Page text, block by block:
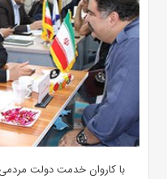
با کاروان خدمت دولت